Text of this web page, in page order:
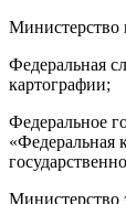
Министерство
Федеральная
картографии;
Федеральное
«Федеральная
Министерство